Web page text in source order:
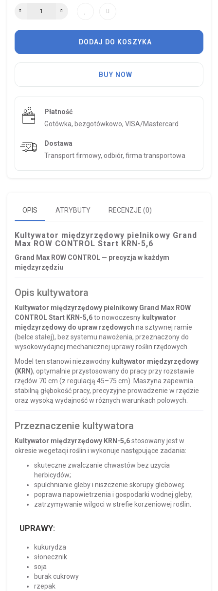
DODAJ DO KOSZYKA
BUY NOW
Płatność
Gotówka, bezgotówkowo, VISA/Mastercard
Dostawa
Transport firmowy, odbiór, firma transportowa
OPIS ATRYBUTY RECENZJE (0)
Kultywator międzyrzędowy pielnikowy Grand
Max ROW CONTROL Start KRN-5,6
Grand Max ROW CONTROL — precyzja w każdym
międzyrzędziu
Opis kultywatora
Kultywator międzyrzędowy pielnikowy Grand Max ROW
CONTROL Start KRN-5,6to nowoczesny kultywator
międzyrzędowy do upraw rzędowych na sztywnej ramie
(belce stałej), bez systemu nawożenia, przeznaczony do
wysokowydajnej mechanicznej uprawy roślin rzędowych.
Model ten stanowi niezawodny kultywator międzyrzędowy
(KRN), optymalnie przystosowany do pracy przy rozstawie
rzędów 70 cm (z regulacją 45–75 cm). Maszyna zapewnia
stabilną głębokość pracy, precyzyjne prowadzenie w rzędzie
oraz wysoką wydajność w różnych warunkach polowych.
Przeznaczenie kultywatora
Kultywator międzyrzędowy KRN-5,6stosowany jest w
okresie wegetacji roślin i wykonuje następujące zadania:
skuteczne zwalczanie chwastów bez użycia
herbicydów;
spulchnianie gleby i niszczenie skorupy glebowej;
poprawa napowietrzenia i gospodarki wodnej gleby;
zatrzymywanie wilgoci w strefie korzeniowej roślin.
UPRAWY:
kukurydza
słonecznik
soja
burak cukrowy
rzepak